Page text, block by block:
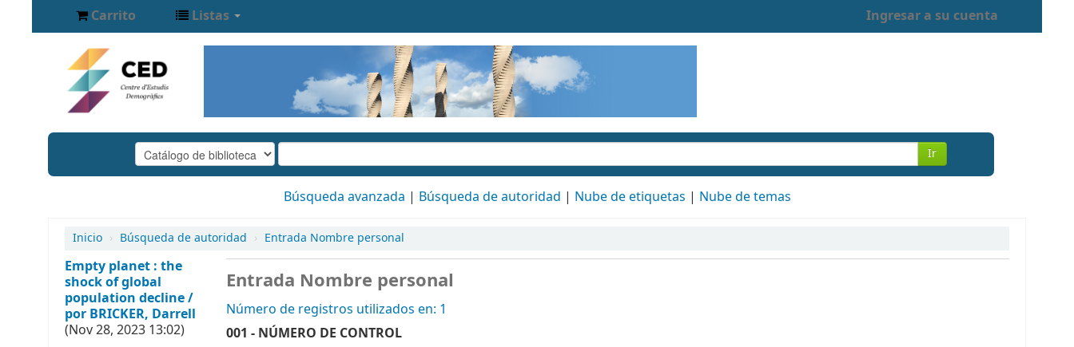
Carrito Listas Ingresar a su cuenta
Ir
Búsqueda avanzada Búsqueda de autoridad Nube de etiquetas Nube de temas
Inicio › Búsqueda de autoridad › Entrada Nombre personal
Empty planet : the
shock of global
population decline /
por BRICKER, Darrell
(Nov 28, 2023 13:02)
Entrada Nombre personal
Número de registros utilizados en: 1
001 - NÚMERO DE CONTROL